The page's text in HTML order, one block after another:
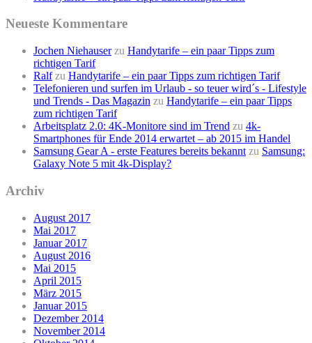
Neueste Kommentare
Jochen Niehauserzu Handytarife – ein paar Tipps zum
richtigen Tarif
Ralfzu Handytarife – ein paar Tipps zum richtigen Tarif
Telefonieren und surfen im Urlaub - so teuer wird´s - Lifestyle
und Trends - Das Magazin zu Handytarife – ein paar Tipps
zum richtigen Tarif
Arbeitsplatz 2.0: 4K-Monitore sind im Trend zu 4k-
Smartphones für Ende 2014 erwartet – ab 2015 im Handel
Samsung Gear A - erste Features bereits bekannt zu Samsung:
Galaxy Note 5 mit 4k-Display?
Archiv
August 2017
Mai 2017
Januar 2017
August 2016
Mai 2015
April 2015
März 2015
Januar 2015
Dezember 2014
November 2014